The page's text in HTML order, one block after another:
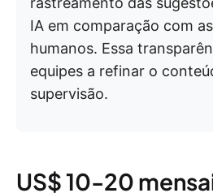
IA em comparação com
humanos. Essa
equipes a refinar o
supervisão.
US$ 10-20